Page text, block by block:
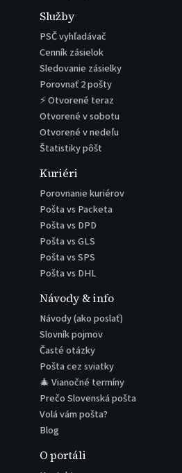
Služby
PSČ vyhľadávač
Cenník zásielok
Sledovanie zásielky
Porovnať 2 pošty
⚡ Otvorené teraz
Otvorené v sobotu
Otvorené v nedeľu
Štatistiky pôšt
Kuriéri
Porovnanie kuriérov
Pošta vs Packeta
Pošta vs DPD
Pošta vs GLS
Pošta vs SPS
Pošta vs DHL
Návody & info
Návody (ako poslať)
Slovník pojmov
Časté otázky
Pošta cez sviatky
🎄 Vianočné termíny
Prečo Slovenská pošta
Volá vám pošta?
Blog
O portáli